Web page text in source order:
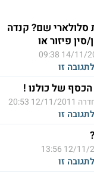
סלולארי שם? קנדה
סין פיזור או
14/11/2011
זו
של כולנו !
12/11/2011 20:53
זו
12/11/
זו